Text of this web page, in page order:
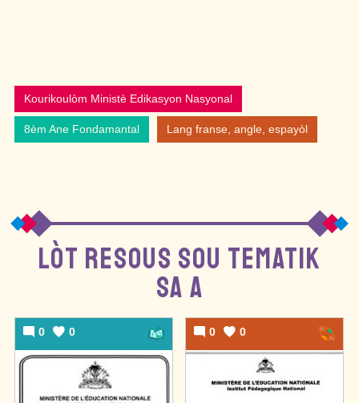
Kourikoulòm Ministè Edikasyon Nasyonal
8èm Ane Fondamantal Lang franse, angle, espayòl
LÒT RESOUS SOU TEMATIK
SA A
0 0 0 0